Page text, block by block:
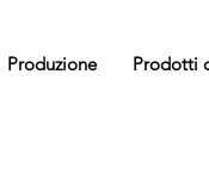
Produzione Prodotti